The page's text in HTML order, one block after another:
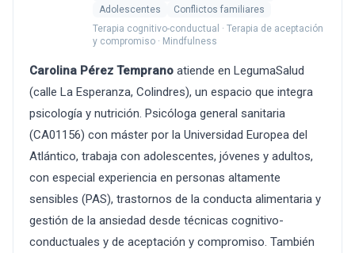
Adolescentes
Conflictos familiares
Terapia cognitivo-conductual · Terapia de aceptación
y compromiso · Mindfulness
Carolina Pérez Temprano atiende en LegumaSalud
(calle La Esperanza, Colindres), un espacio que integra
psicología y nutrición. Psicóloga general sanitaria
(CA01156) con máster por la Universidad Europea del
Atlántico, trabaja con adolescentes, jóvenes y adultos,
con especial experiencia en personas altamente
sensibles (PAS), trastornos de la conducta alimentaria y
gestión de la ansiedad desde técnicas cognitivo-
conductuales y de aceptación y compromiso. También